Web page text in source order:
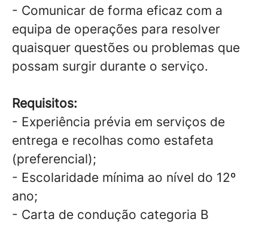
- Comunicar de forma eficaz com a
equipa de operações para resolver
quaisquer questões ou problemas que
possam surgir durante o serviço.
Requisitos:
- Experiência prévia em serviços de
entrega e recolhas como estafeta
(preferencial);
- Escolaridade mínima ao nível do 12º
ano;
- Carta de condução categoria B